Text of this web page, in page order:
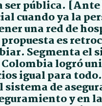
pública.
cuando ya la
una red de
es
Segmenta el
logró
igual para
de
y en